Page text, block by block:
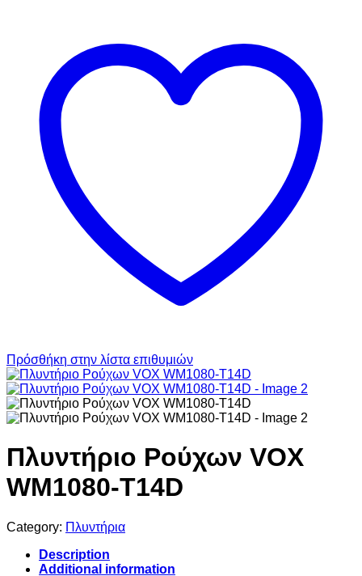
Πρόσθήκη στην λίστα επιθυμιών
Πλυντήριο Ρούχων VOX
WM1080-T14D
Category: Πλυντήρια
Description
Additional information